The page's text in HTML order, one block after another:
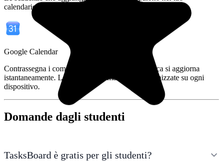
calendario. Nessuna voce duplicata.
Google Calendar
Contrassegna i compiti dal tuo telefono; la bacheca si aggiorna
istantaneamente. Le tue attività rimangono sincronizzate su ogni
dispositivo.
Domande dagli studenti
TasksBoard è gratis per gli studenti?